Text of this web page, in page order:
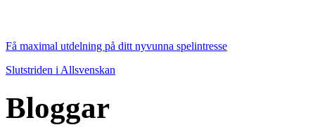
Få maximal utdelning på ditt nyvunna spelintresse
Slutstriden i Allsvenskan
Bloggar